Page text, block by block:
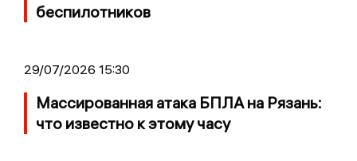
беспилотников
29/07/2026 15:30
Массированная атака БПЛА на Рязань:
что известно к этому часу